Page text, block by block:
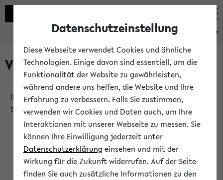
eKVV
Verlauf
Ihr Verlauf ist leer. Er wird sich im Verlauf Ihrer eKVV
Sitzung füllen.
Datenschutzeinstellung
Diese Webseite verwendet Cookies und ähnliche
Technologien. Einige davon sind essentiell, um die
Funktionalität der Website zu gewährleisten,
während andere uns helfen, die Website und Ihre
Erfahrung zu verbessern. Falls Sie zustimmen,
verwenden wir Cookies und Daten auch, um Ihre
Interaktionen mit unserer Webseite zu messen. Sie
können Ihre Einwilligung jederzeit unter
Datenschutzerklärung einsehen und mit der
Wirkung für die Zukunft widerrufen. Auf der Seite
finden Sie auch zusätzliche Informationen zu den